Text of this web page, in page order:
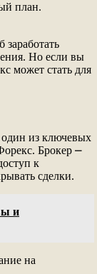
план.
Но если вы
может стать для
из ключевых
Брокер ⎼
к
сделки.
и
на